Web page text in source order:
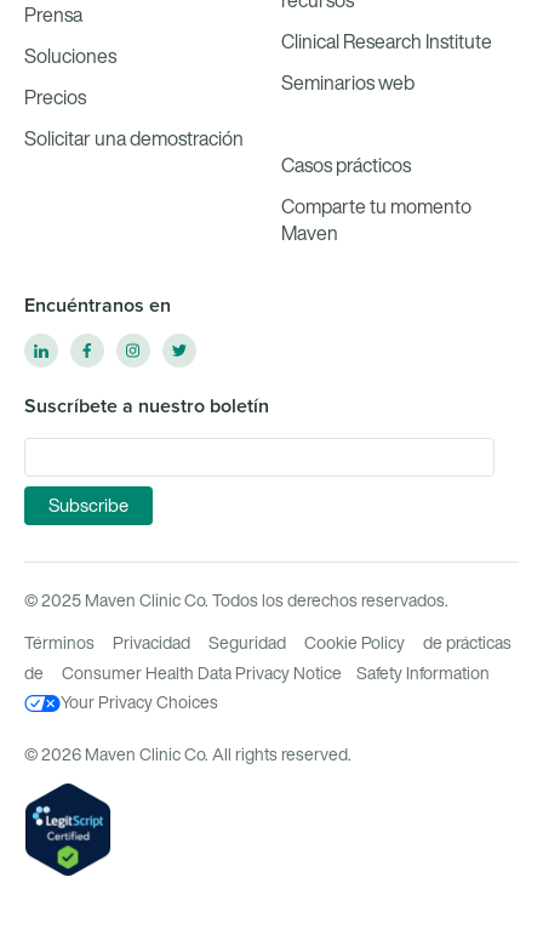
Prensa
Soluciones
Precios
Solicitar una demostración
Clinical Research Institute
Seminarios web
Casos prácticos
Comparte tu momento
Maven
Encuéntranos en
Suscríbete a nuestro boletín
© 2025 Maven Clinic Co. Todos los derechos reservados.
Términos Privacidad Seguridad Cookie Policy
de prácticas
de
Consumer Health Data Privacy Notice
Safety Information
Your Privacy Choices
© 2026 Maven Clinic Co. All rights reserved.